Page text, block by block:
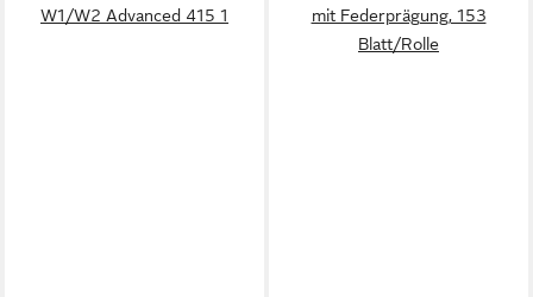
W1/W2 Advanced 415 1
mit Federprägung, 153
Blatt/Rolle